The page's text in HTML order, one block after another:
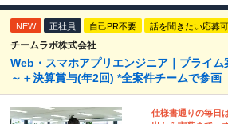
NEW 正社員 自己PR不要 話を聞きたい応募可
チームラボ株式会社
Web・スマホアプリエンジニア｜プライム
～＋決算賞与(年2回) *全案件チームで参画
仕様書通りの毎日